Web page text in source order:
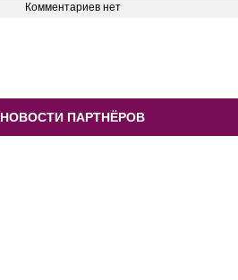
Комментариев нет
НОВОСТИ ПАРТНЁРОВ